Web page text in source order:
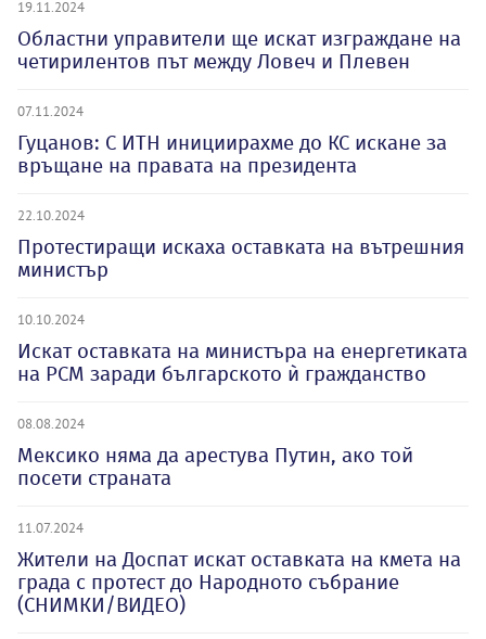
19.11.2024
Областни управители ще искат изграждане на
четирилентов път между Ловеч и Плевен
07.11.2024
Гуцанов: С ИТН инициирахме до КС искане за
връщане на правата на президента
22.10.2024
Протестиращи искаха оставката на вътрешния
министър
10.10.2024
Искат оставката на министъра на енергетиката
на РСМ заради българското ѝ гражданство
08.08.2024
Мексико няма да арестува Путин, ако той
посети страната
11.07.2024
Жители на Доспат искат оставката на кмета на
града с протест до Народното събрание
(СНИМКИ/ВИДЕО)